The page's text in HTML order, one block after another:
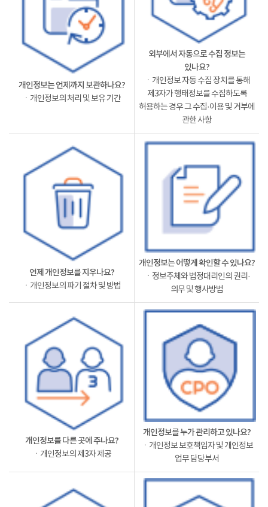
개인정보는 언제까지 보관하나요?
ㆍ개인정보의 처리 및 보유 기간
외부에서 자동으로 수집 정보는
있나요?
ㆍ개인정보 자동 수집 장치를 통해
제3자가 행태정보를 수집하도록
허용하는 경우 그 수집·이용 및 거부에
관한 사항
언제 개인정보를 지우나요?
ㆍ개인정보의 파기 절차 및 방법
개인정보는 어떻게 확인할 수 있나요?
ㆍ정보주체와 법정대리인의 권리·
의무 및 행사방법
개인정보를 다른 곳에 주나요?
ㆍ개인정보의 제3자 제공
개인정보를 누가 관리하고 있나요?
ㆍ개인정보 보호책임자 및 개인정보
업무 담당부서